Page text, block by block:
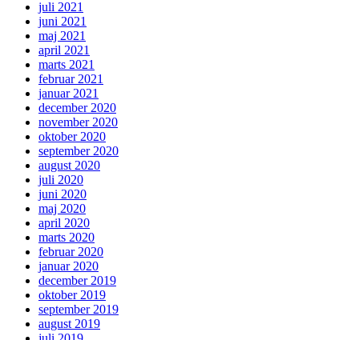
juli 2021
juni 2021
maj 2021
april 2021
marts 2021
februar 2021
januar 2021
december 2020
november 2020
oktober 2020
september 2020
august 2020
juli 2020
juni 2020
maj 2020
april 2020
marts 2020
februar 2020
januar 2020
december 2019
oktober 2019
september 2019
august 2019